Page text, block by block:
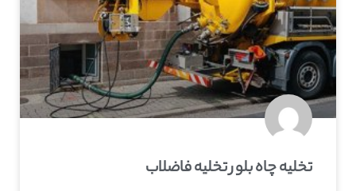
تخلیه چاه بلور تخلیه فاضلاب